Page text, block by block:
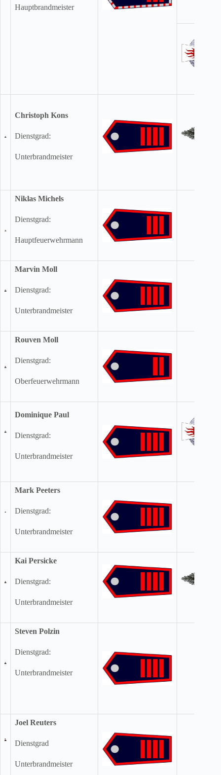
Hauptbrandmeister
Christoph Kons
Dienstgrad:
Unterbrandmeister
Niklas Michels
Dienstgrad:
Hauptfeuerwehrmann
Marvin Moll
Dienstgrad:
Unterbrandmeister
Rouven Moll
Dienstgrad:
Oberfeuerwehrmann
Dominique Paul
Dienstgrad:
Unterbrandmeister
Mark Peeters
Dienstgrad:
Unterbrandmeister
Kai Persicke
Dienstgrad:
Unterbrandmeister
Steven Polzin
Dienstgrad:
Unterbrandmeister
Joel Reuters
Dienstgrad
Unterbrandmeister